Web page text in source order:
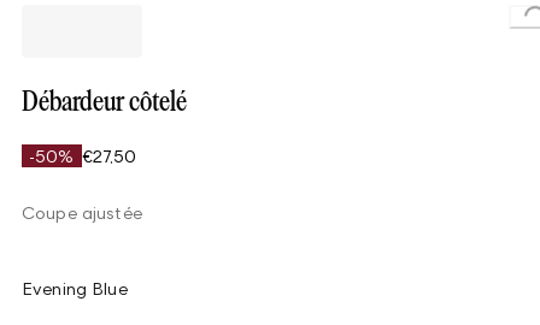
Débardeur côtelé
-50% €27,50
Coupe ajustée
Evening Blue